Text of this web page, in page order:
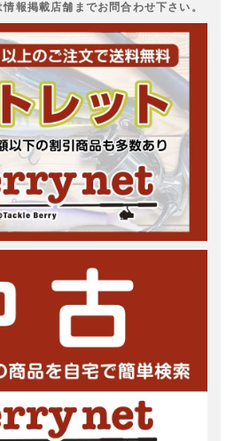
報掲載店舗までお問合わせ下さい。